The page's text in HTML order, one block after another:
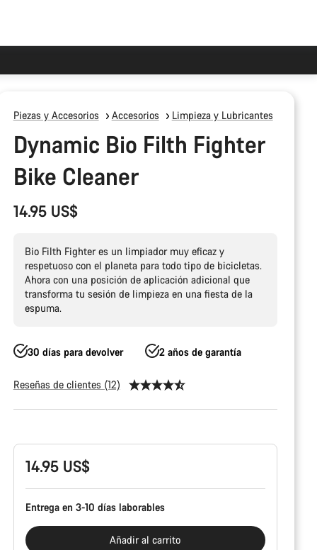
Piezas y Accesorios Accesorios Limpieza y Lubricantes
Dynamic Bio Filth Fighter
Bike Cleaner
14.95 US$
Bio Filth Fighter es un limpiador muy eficaz y
respetuoso con el planeta para todo tipo de bicicletas.
Ahora con una posición de aplicación adicional que
transforma tu sesión de limpieza en una fiesta de la
espuma.
30 días para devolver 2 años de garantía
Reseñas de clientes (12)
producto
14.95 US$
Entrega en 3-10 días laborables
Añadir al carrito